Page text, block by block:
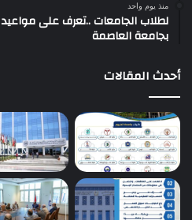
منذ يوم واحد
لطلاب الجامعات ..تعرف على
بجامعة العاصمة
أحدث المقالات